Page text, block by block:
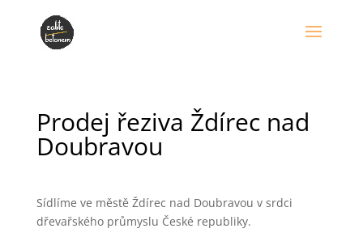
Prodej řeziva Ždírec nad
Doubravou
Sídlíme ve městě Ždírec nad Doubravou v srdci
dřevařského průmyslu České republiky.